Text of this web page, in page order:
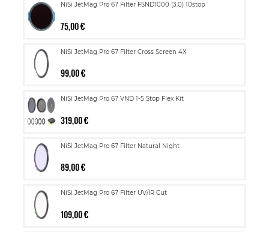
NiSi JetMag Pro 67 Filter FSND1000 (3.0) 10stop
75,00 €
NiSi JetMag Pro 67 Filter Cross Screen 4X
99,00 €
NiSi JetMag Pro 67 VND 1-5 Stop Flex Kit
319,00 €
NiSi JetMag Pro 67 Filter Natural Night
89,00 €
NiSi JetMag Pro 67 Filter UV/IR Cut
109,00 €